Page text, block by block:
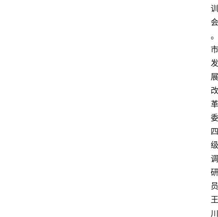
训
会
。
市
发
展
改
革
委
四
级
调
研
员
王
川